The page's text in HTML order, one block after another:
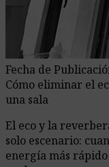
Fecha de
Cómo eliminar el
una sala
El eco y la
solo escenario:
energía más